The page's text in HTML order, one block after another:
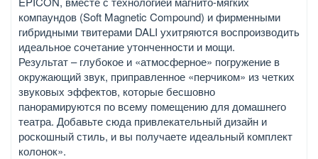
компаундов (Soft Magnetic Compound) и фирменными
гибридными твитерами DALI ухитряются воспроизводить
идеальное сочетание утонченности и мощи.
Результат – глубокое и «атмосферное» погружение в
окружающий звук, приправленное «перчиком» из четких
звуковых эффектов, которые бесшовно
панорамируются по всему помещению для домашнего
театра. Добавьте сюда привлекательный дизайн и
роскошный стиль, и вы получаете идеальный комплект
колонок».